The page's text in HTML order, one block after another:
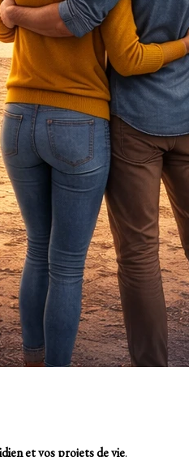
et vos projets de vie.